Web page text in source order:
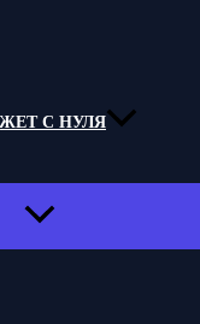
С НУЛЯ
ПЕРЕКЛЮЧАТЕЛЬ